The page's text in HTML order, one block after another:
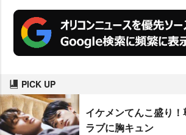
PICK UP
イケメンてんこ盛り
ラブに胸キュン